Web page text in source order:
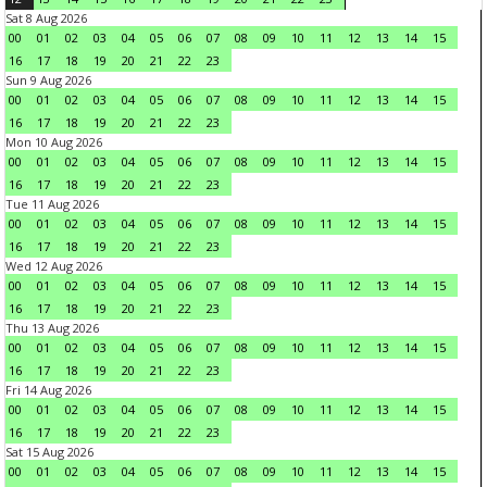
Sat 8 Aug 2026
00
01 02 03 04 05 06 07 08 09 10 11 12 13 14
15
16
17 18 19 20 21 22
23
Sun 9 Aug 2026
00
01 02 03 04 05 06 07 08 09 10 11 12 13 14
15
16
17 18 19 20 21 22
23
Mon 10 Aug 2026
00
01 02 03 04 05 06 07 08 09 10 11 12 13 14
15
16
17 18 19 20 21 22
23
Tue 11 Aug 2026
00
01 02 03 04 05 06 07 08 09 10 11 12 13 14
15
16
17 18 19 20 21 22
23
Wed 12 Aug 2026
00
01 02 03 04 05 06 07 08 09 10 11 12 13 14
15
16
17 18 19 20 21 22
23
Thu 13 Aug 2026
00
01 02 03 04 05 06 07 08 09 10 11 12 13 14
15
16
17 18 19 20 21 22
23
Fri 14 Aug 2026
00
01 02 03 04 05 06 07 08 09 10 11 12 13 14
15
16
17 18 19 20 21 22
23
Sat 15 Aug 2026
00
01 02 03 04 05 06 07 08 09 10 11 12 13 14
15